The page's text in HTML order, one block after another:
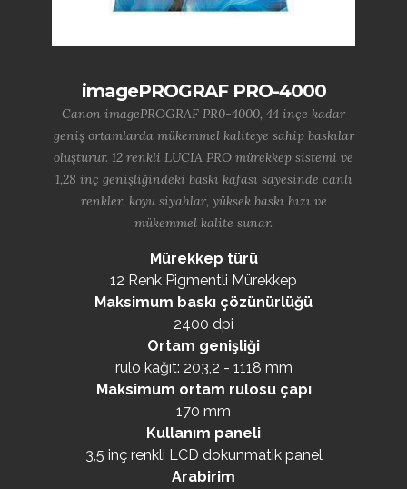
imagePROGRAF PRO-4000
Canon imagePROGRAF PR0-4000, 44 inçe kadar
geniş ortamlarda mükemmel kaliteye sahip baskılar
oluşturur. 12 renkli LUCIA PRO mürekkep sistemi ve
1,28 inç genişliğindeki baskı kafası sayesinde canlı
renkler, koyu siyahlar, yüksek baskı hızı ve
mükemmel kalite sunar.
Mürekkep türü
12 Renk Pigmentli Mürekkep
Maksimum baskı çözünürlüğü
2400 dpi
Ortam genişliği
rulo kağıt: 203,2 - 1118 mm
Maksimum ortam rulosu çapı
170 mm
Kullanım paneli
3,5 inç renkli LCD dokunmatik panel
Arabirim